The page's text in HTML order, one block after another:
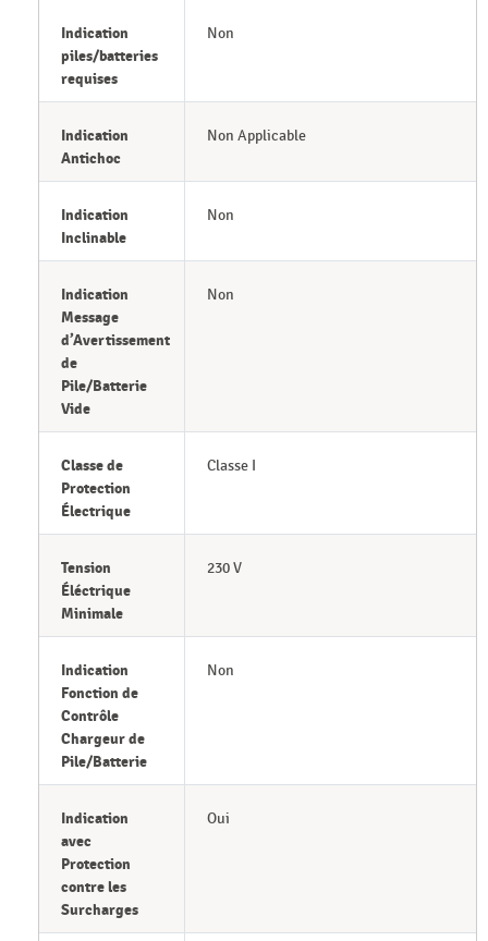
Indication
piles/batteries
requises
Non
Indication
Antichoc
Non Applicable
Indication
Inclinable
Non
Indication
Message
d’Avertissement
de
Pile/Batterie
Vide
Non
Classe de
Protection
Électrique
Classe I
Tension
Éléctrique
Minimale
230 V
Indication
Fonction de
Contrôle
Chargeur de
Pile/Batterie
Non
Indication
avec
Protection
contre les
Surcharges
Oui